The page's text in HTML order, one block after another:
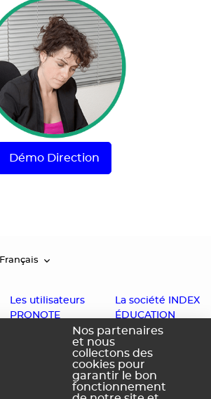
Démo Direction
Français
Les utilisateurs
PRONOTE
Enseignants
La société INDEX
ÉDUCATION
Histoire
Offres d'emploi
Contact
Nos partenaires
et nous
collectons des
cookies pour
garantir le bon
fonctionnement